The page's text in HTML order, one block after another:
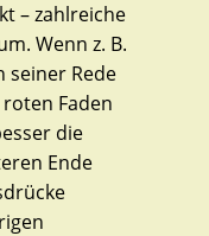
– zahlreiche
Wenn z. B.
seiner Rede
Faden
die
Ende